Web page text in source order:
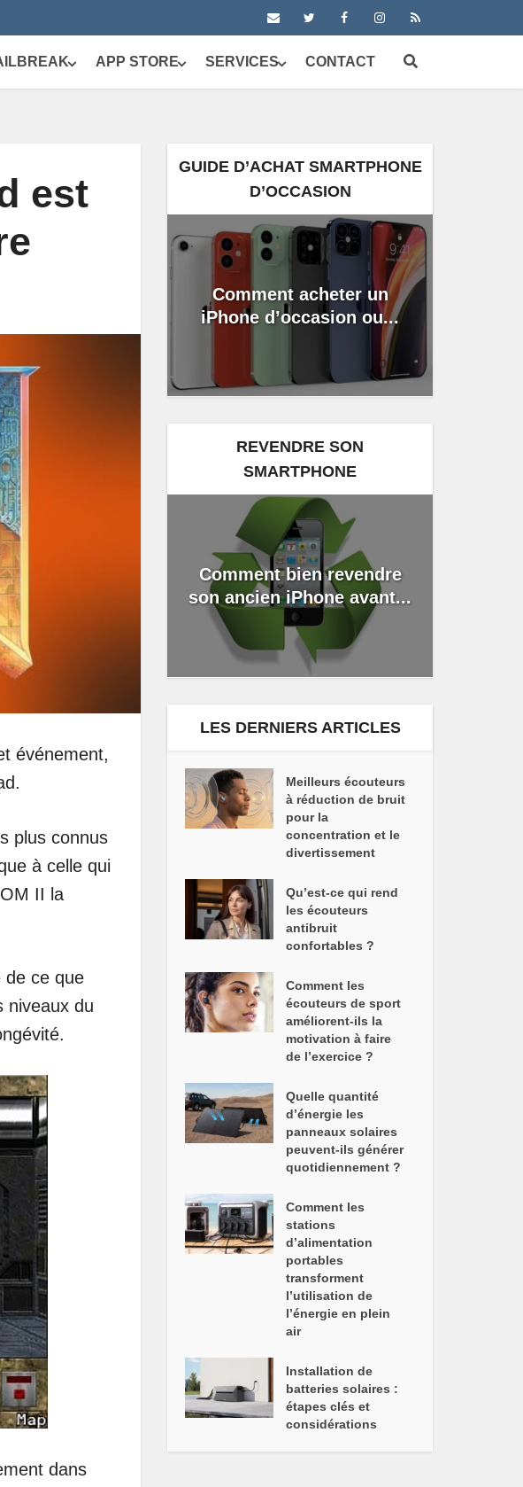
APP STORE SERVICES CONTACT
est
événement,
plus connus
à celle qui
II la
de ce que
niveaux du
dans
GUIDE D’ACHAT SMARTPHONE
D’OCCASION
Comment acheter un
iPhone d’occasion ou...
REVENDRE SON
SMARTPHONE
Comment bien revendre
son ancien iPhone avant...
LES DERNIERS ARTICLES
Meilleurs écouteurs
à réduction de bruit
pour la
concentration et le
divertissement
Qu’est-ce qui rend
les écouteurs
antibruit
confortables ?
Comment les
écouteurs de sport
améliorent-ils la
motivation à faire
de l’exercice ?
Quelle quantité
d’énergie les
panneaux solaires
peuvent-ils générer
quotidiennement ?
Comment les
stations
d’alimentation
portables
transforment
l’utilisation de
l’énergie en plein
air
Installation de
batteries solaires :
étapes clés et
considérations